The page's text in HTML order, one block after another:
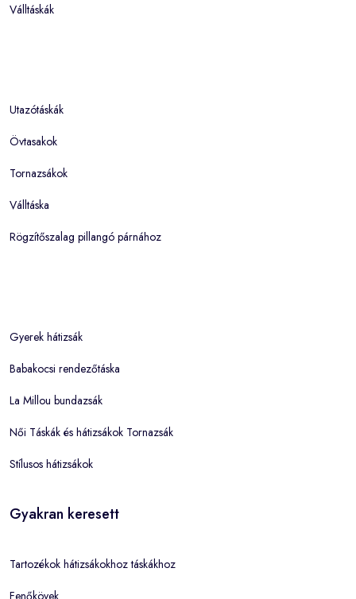
Válltáskák
Utazótáskák
Övtasakok
Tornazsákok
Válltáska
Rögzítőszalag pillangó párnához
Gyerek hátizsák
Babakocsi rendezőtáska
La Millou bundazsák
Női Táskák és hátizsákok Tornazsák
Stílusos hátizsákok
Gyakran keresett
Tartozékok hátizsákokhoz táskákhoz
Fenőkövek